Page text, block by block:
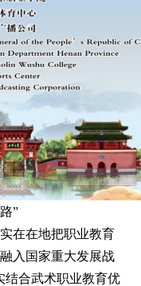
”
在在地把职业教育
入国家重大发展战
结合武术职业教育优